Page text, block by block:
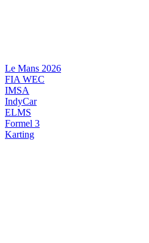
Le Mans 2026
FIA WEC
IMSA
IndyCar
ELMS
Formel 3
Karting